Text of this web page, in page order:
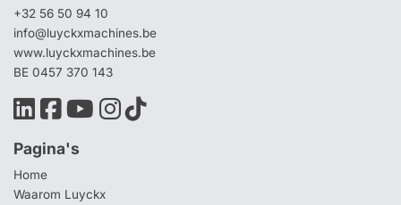
+32 56 50 94 10
info@luyckxmachines.be
www.luyckxmachines.be
BE 0457 370 143
Pagina's
Home
Waarom Luyckx